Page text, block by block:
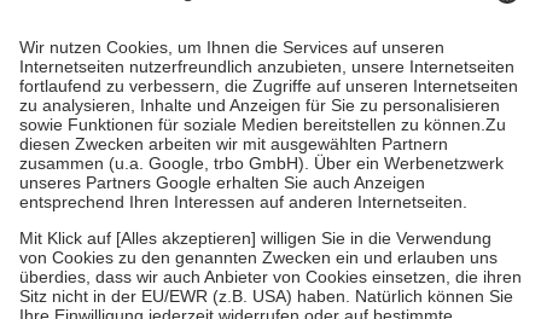
höchstens zehn Euro.
Es sind jedoch nie mehr als die
tatsächlichen Kosten der Leistung zu entrichten.
Diese Regeln gelten grundsätzlich auch für Online-Apotheken.
Bei Heilmitteln und häuslicher Krankenpflege beträgt die
Zuzahlung zehn Prozent der Kosten sowie zehn Euro je
Verordnung.
Um das Engagement der Versicherten für ihre eigene Gesundheit
zu stärken und die besondere Stellung der Familie zu unterstützen,
fallenkeine Zuzahlungenan bei:
• Kindern und Jugendlichen bis zum vollendeten 18. Lebensjahr
mit Ausnahme der Fahrkosten